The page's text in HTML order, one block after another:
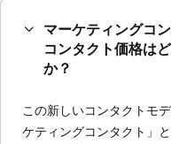
マーケティングコ
コンタクト価格は
か？
この新しいコンタクトモ
ケティングコンタクト」